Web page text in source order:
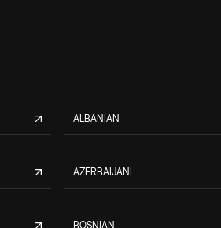
ALBANIAN
AZERBAIJANI
BOSNIAN